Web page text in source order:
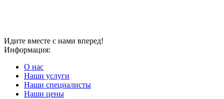
Идите вместе с нами вперед!
Информация:
О нас
Наши услуги
Наши специалисты
Наши цены